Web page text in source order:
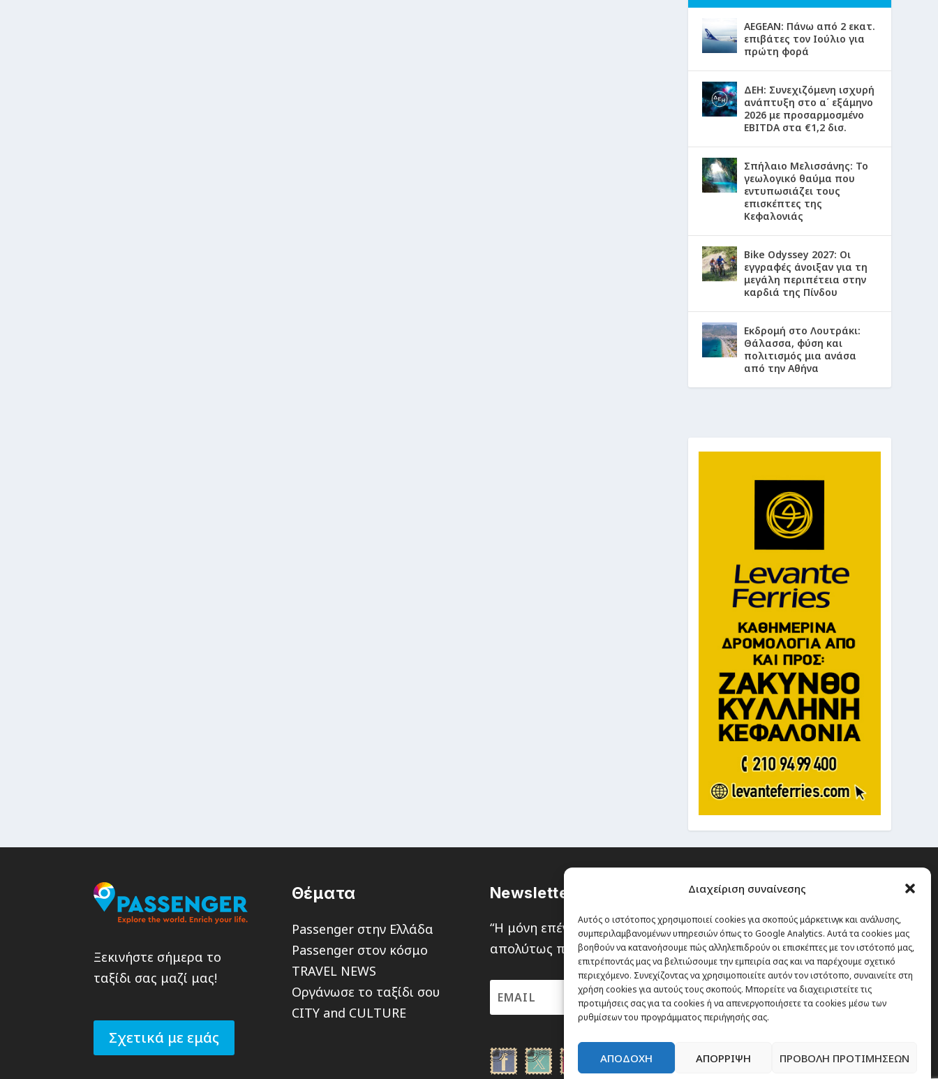
Διαχείριση συναίνεσης
Αυτός ο ιστότοπος χρησιμοποιεί cookies για σκοπούς μάρκετινγκ και ανάλυσης,
συμπεριλαμβανομένων υπηρεσιών όπως το Google Analytics. Αυτά τα cookies μας
βοηθούν να κατανοήσουμε πώς αλληλεπιδρούν οι επισκέπτες με τον ιστότοπό μας,
επιτρέποντάς μας να βελτιώσουμε την εμπειρία σας και να παρέχουμε σχετικό
περιεχόμενο. Συνεχίζοντας να χρησιμοποιείτε αυτόν τον ιστότοπο, συναινείτε στη
χρήση cookies για αυτούς τους σκοπούς. Μπορείτε να διαχειριστείτε τις
προτιμήσεις σας για τα cookies ή να απενεργοποιήσετε τα cookies μέσω των
ρυθμίσεων του προγράμματος περιήγησής σας.
ΑΠΟΔΟΧΗ ΑΠΟΡΡΙΨΗ ΠΡΟΒΟΛΗ ΠΡΟΤΙΜΗΣΕΩΝ
AEGEAN: Πάνω από 2 εκατ.
επιβάτες τον Ιούλιο για
πρώτη φορά
ΔΕΗ: Συνεχιζόμενη ισχυρή
ανάπτυξη στο α΄ εξάμηνο
2026 με προσαρμοσμένο
EBITDA στα €1,2 δισ.
Σπήλαιο Μελισσάνης: Το
γεωλογικό θαύμα που
εντυπωσιάζει τους
επισκέπτες της
Κεφαλονιάς
Bike Odyssey 2027: Οι
εγγραφές άνοιξαν για τη
μεγάλη περιπέτεια στην
καρδιά της Πίνδου
Εκδρομή στο Λουτράκι:
Θάλασσα, φύση και
πολιτισμός μια ανάσα
από την Αθήνα
Ξεκινήστε σήμερα το
ταξίδι σας μαζί μας!
Σχετικά με εμάς
Θέματα
Passenger στην Ελλάδα
Passenger στον κόσμο
TRAVEL NEWS
Οργάνωσε το ταξίδι σου
CITY and CULTURE
Newsletter
“H μόνη επένδυση από την οποία δεν έχεις καμία
απολύτως πιθανότητα να χάσεις, είναι τα ταξίδια.”
Εγγραφή